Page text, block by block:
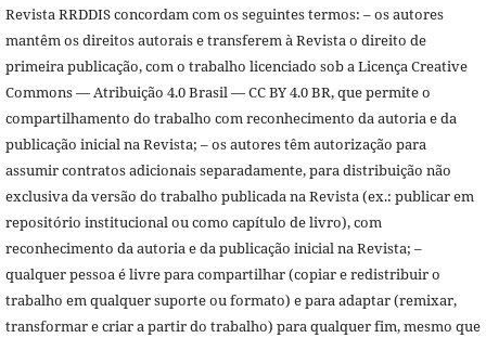
Revista RRDDIS concordam com os seguintes termos: – os autores
mantêm os direitos autorais e transferem à Revista o direito de
primeira publicação, com o trabalho licenciado sob a Licença Creative
Commons — Atribuição 4.0 Brasil — CC BY 4.0 BR, que permite o
compartilhamento do trabalho com reconhecimento da autoria e da
publicação inicial na Revista; – os autores têm autorização para
assumir contratos adicionais separadamente, para distribuição não
exclusiva da versão do trabalho publicada na Revista (ex.: publicar em
repositório institucional ou como capítulo de livro), com
reconhecimento da autoria e da publicação inicial na Revista; –
qualquer pessoa é livre para compartilhar (copiar e redistribuir o
trabalho em qualquer suporte ou formato) e para adaptar (remixar,
transformar e criar a partir do trabalho) para qualquer fim, mesmo que